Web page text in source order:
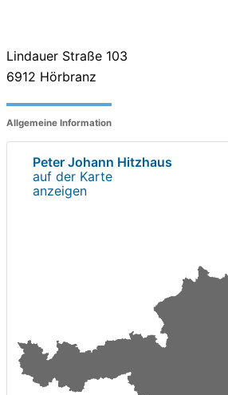
Lindauer Straße 103
6912 Hörbranz
Allgemeine Information
Peter Johann Hitzhaus
auf der Karte
anzeigen